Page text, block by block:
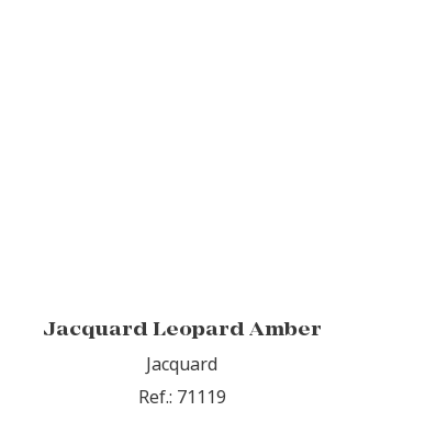
Jacquard Leopard Amber
Jacquard
Ref.: 71119